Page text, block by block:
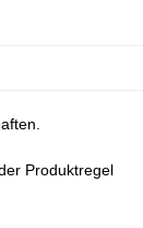
Produktregel